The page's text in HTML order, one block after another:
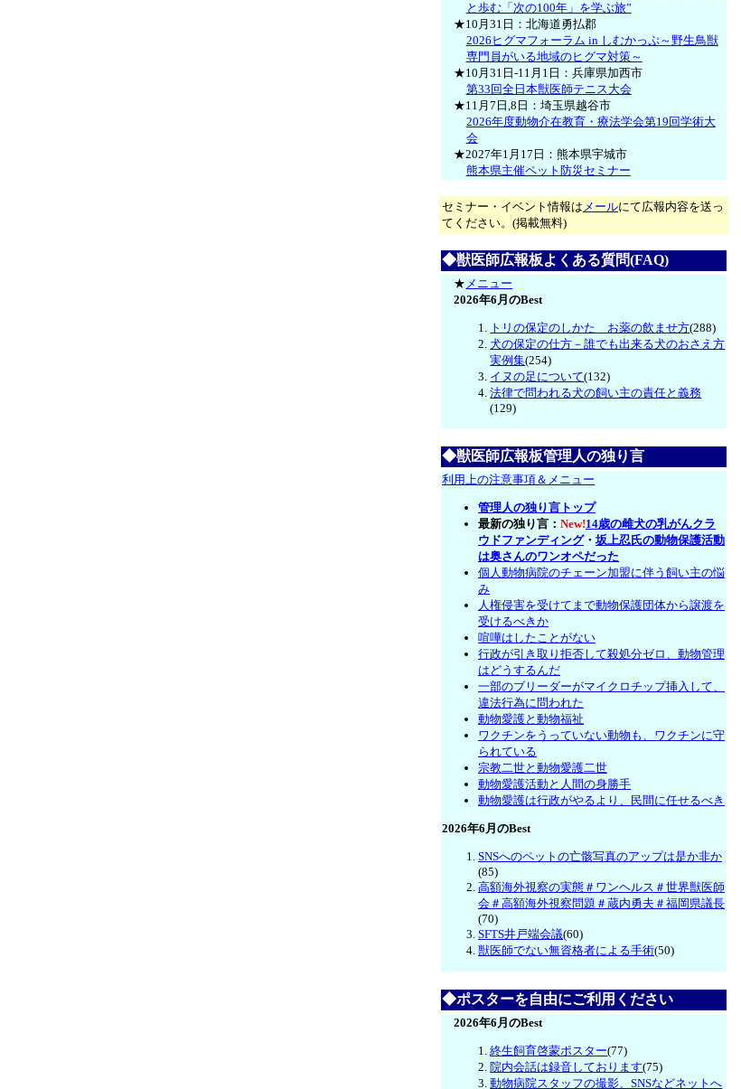
と歩む「次の100年」を学ぶ旅”
★10月31日：北海道勇払郡
2026ヒグマフォーラム in しむかっぷ～野生鳥獣
専門員がいる地域のヒグマ対策～
★10月31日-11月1日：兵庫県加西市
第33回全日本獣医師テニス大会
★11月7日,8日：埼玉県越谷市
2026年度動物介在教育・療法学会第19回学術大
会
★2027年1月17日：熊本県宇城市
熊本県主催ペット防災セミナー
セミナー・イベント情報は メールにて広報内容を送っ
てください。(掲載無料)
◆獣医師広報板よくある質問(FAQ)
★ メニュー
2026年6月のBest
トリの保定のしかた お薬の飲ませ方(288)
犬の保定の仕方－誰でも出来る犬のおさえ方
実例集(254)
イヌの足について(132)
法律で問われる犬の飼い主の責任と義務
(129)
◆獣医師広報板管理人の独り言
利用上の注意事項＆メニュー
管理人の独り言トップ
最新の独り言： New!14歳の雌犬の乳がんクラ
ウドファンディング・坂上忍氏の動物保護活動
は奥さんのワンオペだった
個人動物病院のチェーン加盟に伴う飼い主の悩
み
人権侵害を受けてまで動物保護団体から譲渡を
受けるべきか
喧嘩はしたことがない
行政が引き取り拒否して殺処分ゼロ、動物管理
はどうするんだ
一部のブリーダーがマイクロチップ挿入して、
違法行為に問われた
動物愛護と動物福祉
ワクチンをうっていない動物も、ワクチンに守
られている
宗教二世と動物愛護二世
動物愛護活動と人間の身勝手
動物愛護は行政がやるより、民間に任せるべき
2026年6月のBest
SNSへのペットの亡骸写真のアップは是か非か
(85)
高額海外視察の実態＃ワンヘルス＃世界獣医師
会＃高額海外視察問題＃蔵内勇夫＃福岡県議長
(70)
SFTS井戸端会議(60)
獣医師でない無資格者による手術(50)
◆ポスターを自由にご利用ください
2026年6月のBest
終生飼育啓蒙ポスター(77)
院内会話は録音しております(75)
動物病院スタッフの撮影、SNSなどネットへ